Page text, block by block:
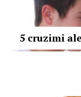
5 cruzimi